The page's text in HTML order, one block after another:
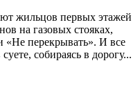
жильцов первых этажей
на газовых стояках,
«Не перекрывать». И все
собираясь в дорогу...